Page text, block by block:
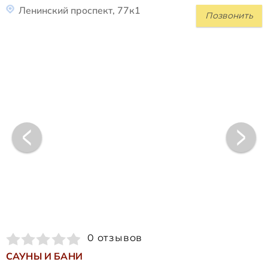
Позвонить
Ленинский проспект, 77к1
0 отзывов
САУНЫ И БАНИ